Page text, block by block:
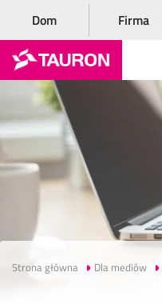
Dom Firma
Strona główna Dla mediów